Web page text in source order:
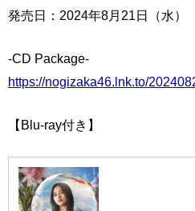
発売日：2024年8月21日（水）
-CD Package-
https://nogizaka46.lnk.to/
【Blu-ray付き】